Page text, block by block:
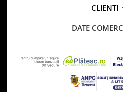
CLIENTI
DATE